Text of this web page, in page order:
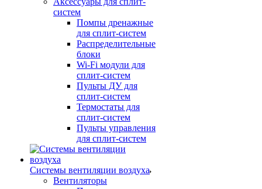
систем
Помпы дренажные
для сплит-систем
Распределительные
блоки
Wi-Fi модули для
сплит-систем
Пульты ДУ для
сплит-систем
Термостаты для
сплит-систем
Пульты управления
для сплит-систем
Системы вентиляции воздуха
Вентиляторы